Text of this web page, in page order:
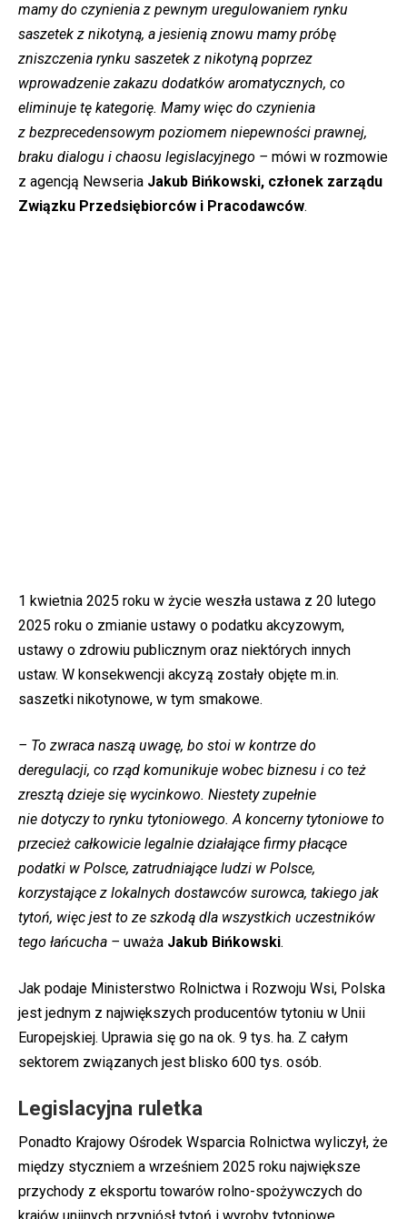
mamy do czynienia z pewnym uregulowaniem rynku
saszetek z nikotyną, a jesienią znowu mamy próbę
zniszczenia rynku saszetek z nikotyną poprzez
wprowadzenie zakazu dodatków aromatycznych, co
eliminuje tę kategorię. Mamy więc do czynienia
z bezprecedensowym poziomem niepewności prawnej,
braku dialogu i chaosu legislacyjnego – mówi w rozmowie
z agencją Newseria Jakub Bińkowski, członek zarządu
Związku Przedsiębiorców i Pracodawców.
1 kwietnia 2025 roku w życie weszła ustawa z 20 lutego
2025 roku o zmianie ustawy o podatku akcyzowym,
ustawy o zdrowiu publicznym oraz niektórych innych
ustaw. W konsekwencji akcyzą zostały objęte m.in.
saszetki nikotynowe, w tym smakowe.
– To zwraca naszą uwagę, bo stoi w kontrze do
deregulacji, co rząd komunikuje wobec biznesu i co też
zresztą dzieje się wycinkowo. Niestety zupełnie
nie dotyczy to rynku tytoniowego. A koncerny tytoniowe to
przecież całkowicie legalnie działające firmy płacące
podatki w Polsce, zatrudniające ludzi w Polsce,
korzystające z lokalnych dostawców surowca, takiego jak
tytoń, więc jest to ze szkodą dla wszystkich uczestników
tego łańcucha – uważa Jakub Bińkowski.
Jak podaje Ministerstwo Rolnictwa i Rozwoju Wsi, Polska
jest jednym z największych producentów tytoniu w Unii
Europejskiej. Uprawia się go na ok. 9 tys. ha. Z całym
sektorem związanych jest blisko 600 tys. osób.
Legislacyjna ruletka
Ponadto Krajowy Ośrodek Wsparcia Rolnictwa wyliczył, że
między styczniem a wrześniem 2025 roku największe
przychody z eksportu towarów rolno-spożywczych do